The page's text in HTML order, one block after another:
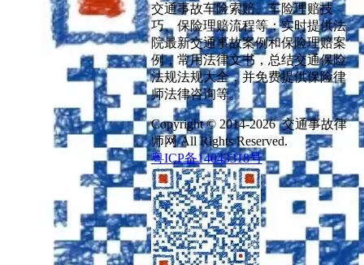
交通事故车险索赔、车险理赔技
巧、保险理赔流程等；实时提供法
院最新交通事故案例和保险理赔案
例，常用法律文书，总结交通保险
法规法规大全，并免费提供保险律
师法律咨询等。
Copyright © 2014-2026 交通事故律
师网 All Rights Reserved.
粤ICP备14043318号